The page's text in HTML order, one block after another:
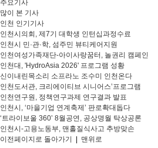
주요기사
많이 본 기사
인천 인기기사
인천시의회, 제7기 대학생 인턴십과정수료
인천시 민·관·학, 섬주민 뷰티케어지원
인천여성가족재단-아이사랑꿈터, 놀권리 캠페인
인천대, 'HydroAsia 2026' 프로그램 성황
신이내린목소리 소프라노 조수미 인천온다
인천도서관, 크리에이티브 시니어스’프로그램
인천연구원, 정책연구과제 연구결과 발표
인천시, ‘마을기업 연계축제’ 판로확대돕다
‘트라이보울 360’ 8월공연, 공상명월 탁상공론
인천시-고용노동부, 맨홀질식사고 추방맞손
이전페이지로 돌아가기
맨위로